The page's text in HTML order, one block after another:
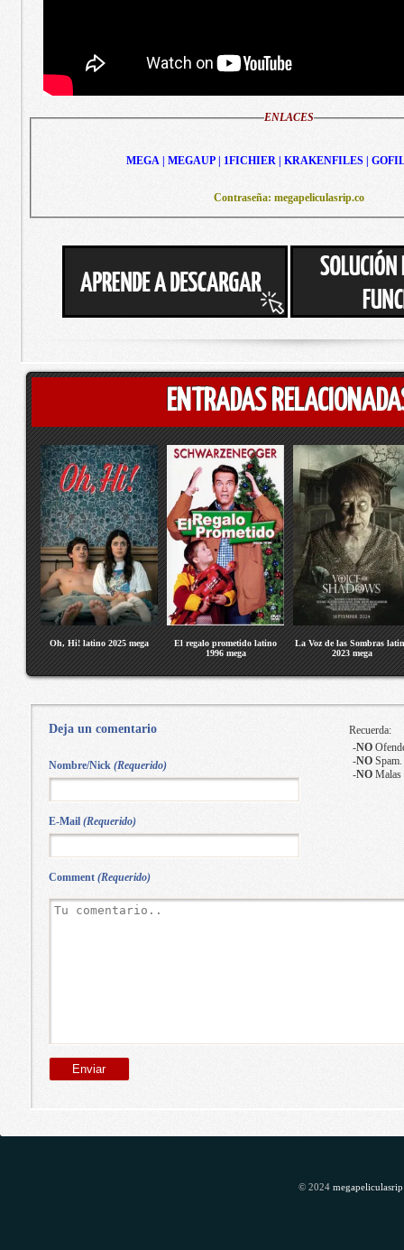
ENLACES
MEGA | MEGAUP | 1FICHIER | KRAKENFILES |
Contraseña: megapeliculasrip.co
ENTRADAS
Oh, Hi! latino 2025 mega
El regalo prometido latino
1996 mega
La Voz de las Sombras
2023 mega
Deja un comentario
Comment (Requerido)
Recuerda:
-NO
-NOSpam.
-NOMalas
Nombre/Nick (Requerido)
E-Mail (Requerido)
© 2024 megapeliculasrip